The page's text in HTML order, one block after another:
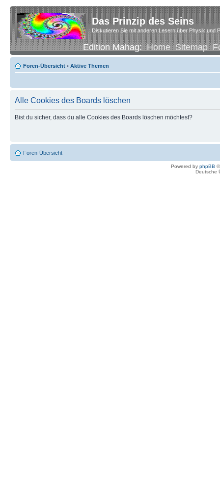
Das Prinzip des Seins
Diskutieren Sie mit anderen Lesern über Physik und
Edition Mahag:Home Sitemap
Foren-Übersicht • Aktive Themen
Alle Cookies des Boards löschen
Bist du sicher, dass du alle Cookies des Boards löschen möchtest?
Foren-Übersicht
Powered by phpBB
Deutsche